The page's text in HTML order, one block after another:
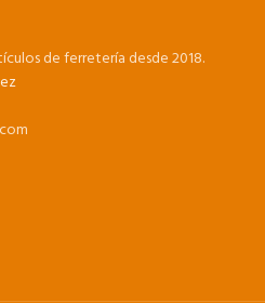
de ferretería desde 2018.